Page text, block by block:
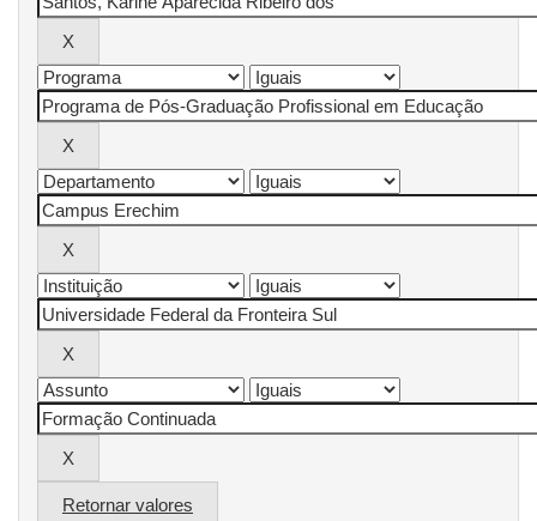
Retornar valores